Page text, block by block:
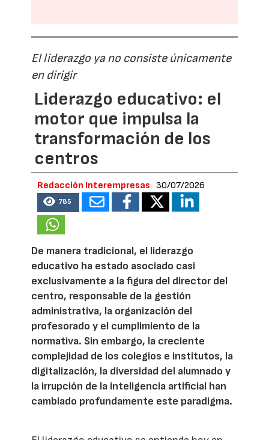
El liderazgo ya no consiste únicamente
en dirigir
Liderazgo educativo: el
motor que impulsa la
transformación de los
centros
Redacción Interempresas 30/07/2026
785
De manera tradicional, el liderazgo
educativo ha estado asociado casi
exclusivamente a la figura del director del
centro, responsable de la gestión
administrativa, la organización del
profesorado y el cumplimiento de la
normativa. Sin embargo, la creciente
complejidad de los colegios e institutos, la
digitalización, la diversidad del alumnado y
la irrupción de la inteligencia artificial han
cambiado profundamente este paradigma.